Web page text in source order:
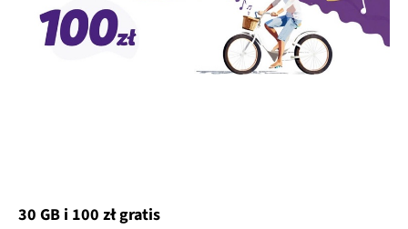
30 GB i 100 zł gratis